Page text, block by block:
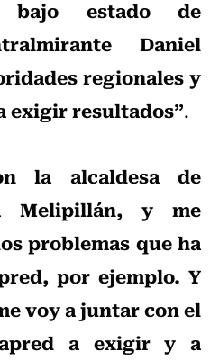
bajo estado de
Daniel
regionales y
exigir resultados”.
la alcaldesa de
Melipillán, y me
problemas que ha
por ejemplo. Y
voy a juntar con el
a exigir y a